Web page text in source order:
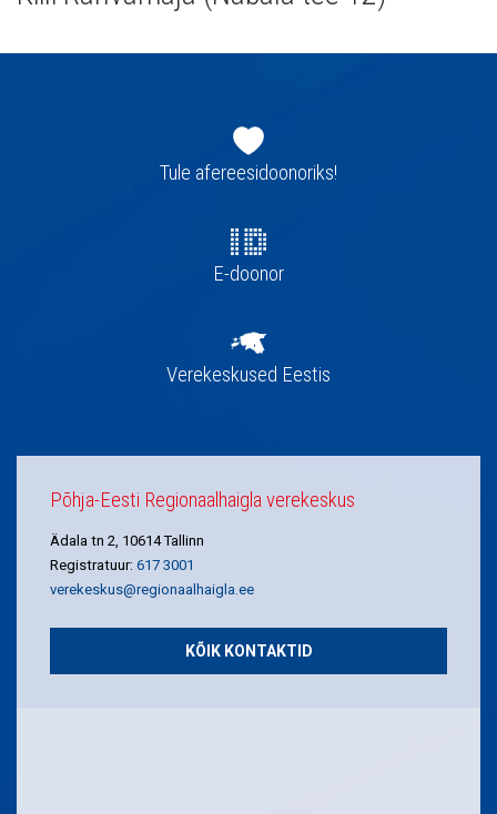
navigatsioonTule afereesidoonoriks!
E-doonor
Verekeskused Eestis
Põhja-Eesti Regionaalhaigla verekeskus
Ädala tn 2, 10614 Tallinn
Registratuur: 617 3001
verekeskus@regionaalhaigla.ee
KÕIK KONTAKTID